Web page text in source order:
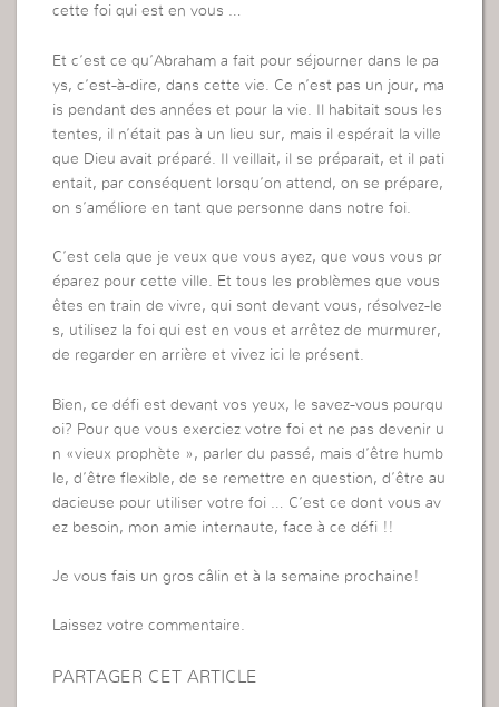
cette foi qui est en vous …
Et c’est ce qu’Abraham a fait pour séjourner dans le pa
ys, c’est-à-dire, dans cette vie. Ce n’est pas un jour, ma
is pendant des années et pour la vie. Il habitait sous les
tentes, il n’était pas à un lieu sur, mais il espérait la ville
que Dieu avait préparé. Il veillait, il se préparait, et il pati
entait, par conséquent lorsqu’on attend, on se prépare,
on s’améliore en tant que personne dans notre foi.
C’est cela que je veux que vous ayez, que vous vous pr
éparez pour cette ville. Et tous les problèmes que vous
êtes en train de vivre, qui sont devant vous, résolvez-le
s, utilisez la foi qui est en vous et arrêtez de murmurer,
de regarder en arrière et vivez ici le présent.
Bien, ce défi est devant vos yeux, le savez-vous pourqu
oi? Pour que vous exerciez votre foi et ne pas devenir u
n «vieux prophète », parler du passé, mais d’être humb
le, d’être flexible, de se remettre en question, d’être au
dacieuse pour utiliser votre foi … C’est ce dont vous av
ez besoin, mon amie internaute, face à ce défi !!
Je vous fais un gros câlin et à la semaine prochaine!
Laissez votre commentaire.
PARTAGER CET ARTICLE